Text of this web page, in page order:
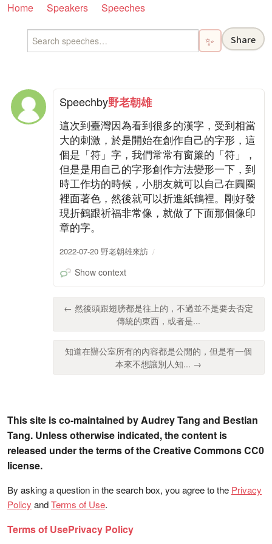
Home Speakers Speeches
✨ Share
Speechby野老朝雄
這次到臺灣因為看到很多的漢字，受到相當
大的刺激，於是開始在創作自己的字形，這
個是「符」字，我們常常有窗簾的「符」，
但是是用自己的字形創作方法變形一下，到
時工作坊的時候，小朋友就可以自己在圓圈
裡面著色，然後就可以折進紙鶴裡。剛好發
現折鶴跟祈福非常像，就做了下面那個像印
章的字。
2022-07-20 野老朝雄來訪
Show context
← 然後頭跟翅膀都是往上的，不過並不是要去否定
傳統的東西，或者是...
知道在辦公室所有的內容都是公開的，但是有一個
本來不想讓別人知... →
This site is co-maintained by Audrey Tang and Bestian
Tang. Unless otherwise indicated, the content is
released under the terms of the Creative Commons CC0
license.
By asking a question in the search box, you agree to the Privacy
Policy andTerms of Use.
Terms of UsePrivacy Policy